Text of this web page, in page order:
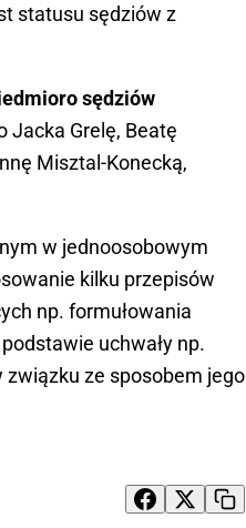
statusu sędziów z
sędziów
Jacka Grelę, Beatę
Misztal-Konecką,
w jednoosobowym
kilku przepisów
np. formułowania
uchwały np.
związku ze sposobem jego